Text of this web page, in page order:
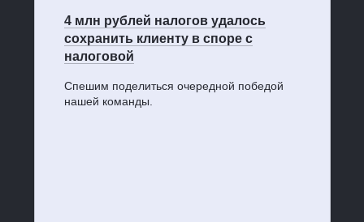
4 млн рублей налогов удалось
сохранить клиенту в споре с
налоговой
Спешим поделиться очередной победой
нашей команды.